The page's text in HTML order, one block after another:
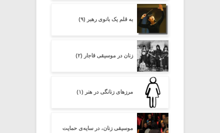
به قلم یک بانوی رهبر (۹)
زنان در موسیقی قاجار (۲)
مرزهای زنانگی در هنر (۱)
موسیقی زنان، در سایه‌ی حمایت